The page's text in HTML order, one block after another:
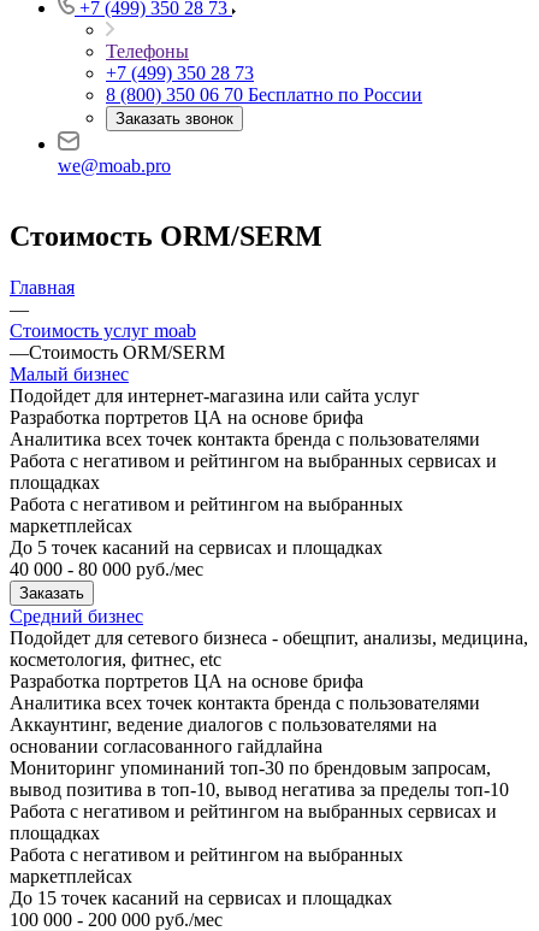
+7 (499) 350 28 73
Телефоны
+7 (499) 350 28 73
8 (800) 350 06 70 Бесплатно по России
Заказать звонок
we@moab.pro
Стоимость ORM/SERM
Главная
—
Стоимость услуг moab
—Стоимость ORM/SERM
Малый бизнес
Подойдет для интернет-магазина или сайта услуг
Разработка портретов ЦА на основе брифа
Аналитика всех точек контакта бренда с пользователями
Работа с негативом и рейтингом на выбранных сервисах и
площадках
Работа с негативом и рейтингом на выбранных
маркетплейсах
До 5 точек касаний на сервисах и площадках
40 000 - 80 000 руб./мес
Заказать
Средний бизнес
Подойдет для сетевого бизнеса - обещпит, анализы, медицина,
косметология, фитнес, etc
Разработка портретов ЦА на основе брифа
Аналитика всех точек контакта бренда с пользователями
Аккаунтинг, ведение диалогов с пользователями на
основании согласованного гайдлайна
Мониторинг упоминаний топ-30 по брендовым запросам,
вывод позитива в топ-10, вывод негатива за пределы топ-10
Работа с негативом и рейтингом на выбранных сервисах и
площадках
Работа с негативом и рейтингом на выбранных
маркетплейсах
До 15 точек касаний на сервисах и площадках
100 000 - 200 000 руб./мес